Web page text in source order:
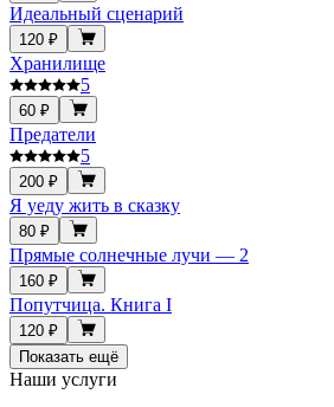
Идеальный сценарий
120 ₽
Хранилище
5
60 ₽
Предатели
5
200 ₽
Я уеду жить в сказку
80 ₽
Прямые солнечные лучи — 2
160 ₽
Попутчица. Книга I
120 ₽
Показать ещё
Наши услуги